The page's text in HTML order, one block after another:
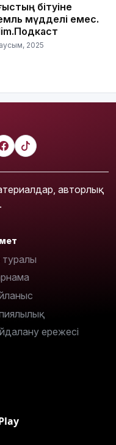
бітуіне
мүдделі емес.
2025
авторлық
туралы
ережесі